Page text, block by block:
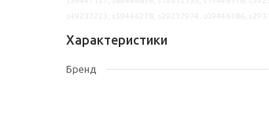
Характеристики
Бренд